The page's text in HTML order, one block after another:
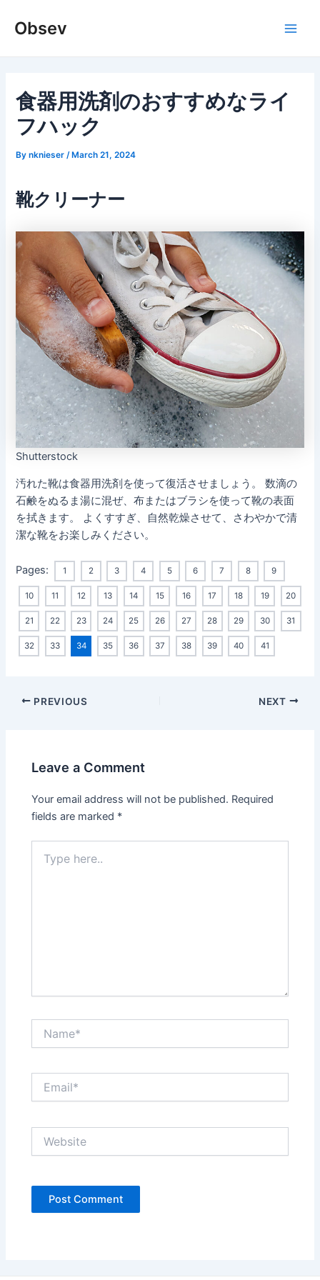
Obsev
食器用洗剤のおすすめなライ
フハック
Bynknieser /March 21, 2024
靴クリーナー
Shutterstock
汚れた靴は食器用洗剤を使って復活させましょう。 数滴の
石鹸をぬるま湯に混ぜ、布またはブラシを使って靴の表面
を拭きます。 よくすすぎ、自然乾燥させて、さわやかで清
潔な靴をお楽しみください。
Pages: 1 2 3 4 5 6 7 8 9
10 11 12 13 14 15 16 17 18 19 20
21 22 23 24 25 26 27 28 29 30 31
32 33 34 35 36 37 38 39 40 41
Post
PREVIOUS NEXT
Leave a Comment
Your email address will not be published. Required
fields are marked *
here..